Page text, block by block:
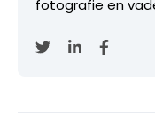
fotografie en